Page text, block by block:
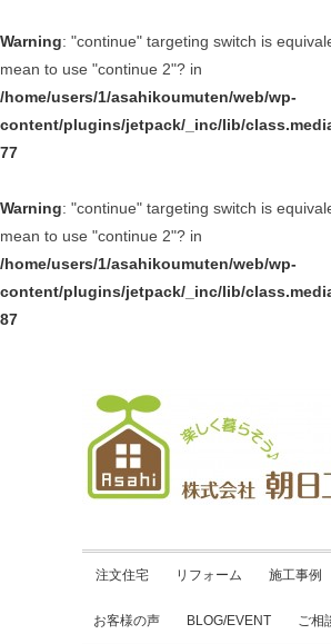
Warning: "continue" targeting switch is
mean to use "continue 2"? in
/home/users/1/asahikoumuten/web/wp-
content/plugins/jetpack/_inc/lib/
77
Warning: "continue" targeting switch is
mean to use "continue 2"? in
/home/users/1/asahikoumuten/web/wp-
content/plugins/jetpack/_inc/lib/
87
注文住宅 リフォーム 施工事例
お客様の声 BLOG/EVENT ご相